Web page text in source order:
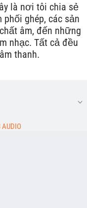
là nơi tôi chia sẻ
ghép, các sản
âm, đến những
nhạc. Tất cả đều
thanh.